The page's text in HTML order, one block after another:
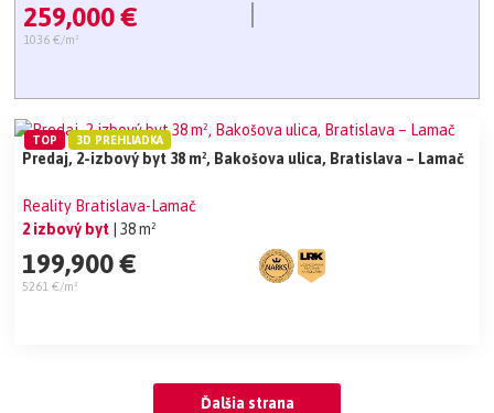
259,000 €
1036 €/m²
Predaj, 2-izbový byt 38 m², Bakošova ulica, Bratislava – Lamač
Reality Bratislava-Lamač
2 izbový byt
| 38 m²
199,900 €
5261 €/m²
TOP 3D PREHLIADKA
Ďalšia strana